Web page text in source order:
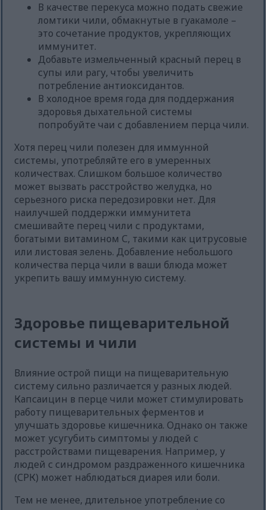
В качестве перекуса можно подать свежие
ломтики чили, обмакнутые в гуакамоле –
это сочетание продуктов, укрепляющих
иммунитет.
Добавьте измельченный красный перец в
супы или рагу, чтобы увеличить
потребление антиоксидантов.
В холодное время года для поддержания
здоровья дыхательной системы
попробуйте чаи с добавлением перца чили.
Хотя перец чили полезен для иммунной
системы, употребляйте его в умеренных
количествах. Слишком большое количество
может вызвать расстройство желудка, но
серьезного риска передозировки нет. Для
наилучшей поддержки иммунитета
смешивайте перец чили с продуктами,
богатыми витамином С, такими как цитрусовые
или листовая зелень. Добавление небольшого
количества перца чили в ваши блюда может
укрепить вашу иммунную систему.
Здоровье пищеварительной
системы и чили
Влияние острой пищи на пищеварительную
систему сильно различается у разных людей.
Капсаицин в перце чили может стимулировать
работу пищеварительных ферментов и
улучшать здоровье кишечника. Однако он также
может усугубить симптомы у людей с
расстройствами пищеварения. Например, у
людей с синдромом раздраженного кишечника
(СРК) может наблюдаться диарея или боли.
Тем не менее, длительное употребление со